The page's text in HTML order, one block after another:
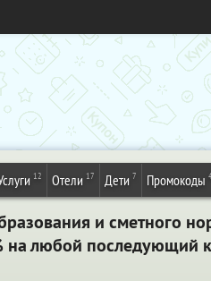
12 Отели 17 Дети 7 Промокоды
и сметного
на любой последующий